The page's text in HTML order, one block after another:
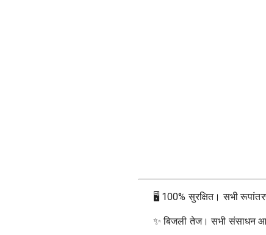
🖥 100% सुरक्षित। सभी
✨बिजली तेज। सभी संसाधन